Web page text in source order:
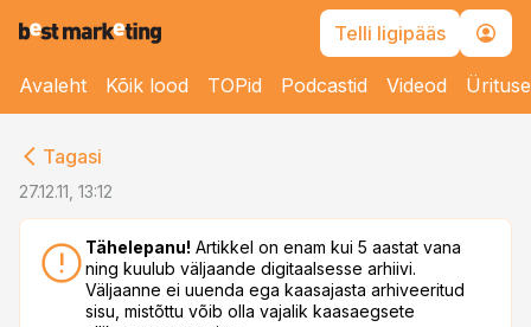
Telli ligipääs
Avaleht Kõik lood TOPid Podcastid Videod
Tagasi
27.12.11, 13:12
Tähelepanu! Artikkel on enam kui 5 aastat vana
ning kuulub väljaande digitaalsesse arhiivi.
Väljaanne ei uuenda ega kaasajasta arhiveeritud
sisu, mistõttu võib olla vajalik kaasaegsete